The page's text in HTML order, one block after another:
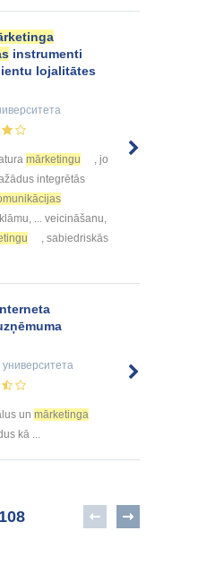
instrumenti
lojalitātes
mārketingu
, jo
integrētās
... veicināšanu,
, sabiedriskās
un mārketinga
kā ...